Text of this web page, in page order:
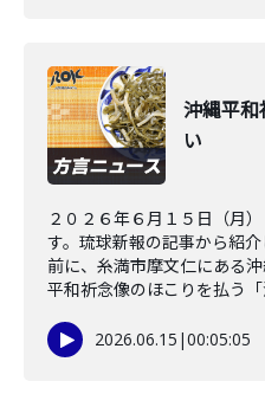
沖縄平和
い
２０２６年６月１５日（月
す。琉球新報の記事から紹
前に、糸満市摩文仁にある
平和祈念像のほこりを払う「
2026.06.15 |00:05:05